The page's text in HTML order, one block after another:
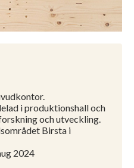
i produktionshall och
och utveckling.
Birsta i
2024